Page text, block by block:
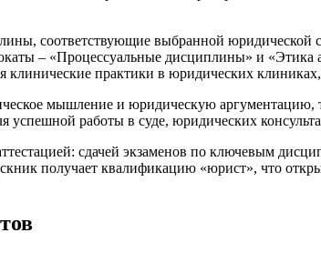
соответствующие выбранной
– «Процессуальные дисциплины» и
практики в юридических клиниках,
мышление и юридическую аргументацию,
работы в суде, юридических
сдачей экзаменов по ключевым
получает квалификацию «юрист», что